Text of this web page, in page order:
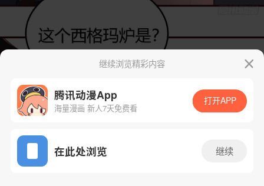
App免费看
继续浏览精彩内容
腾讯动漫App
海量漫画 新人7天免费看
打开APP
在此处浏览 继续